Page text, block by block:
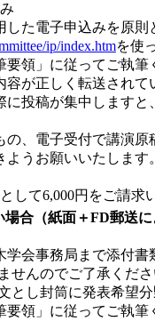
した電子申込みを原
ip/index.htmを使
領」に従ってご執筆
容が正しく転送されて
に投稿が集中します
の、電子受付で講演
ようお願いいたしま
して6,000円をご請求
合（紙面＋FD郵送に
会事務局まで添付書
せんのでご了承くださ
とし封筒に発表希望
領」に従ってご執筆